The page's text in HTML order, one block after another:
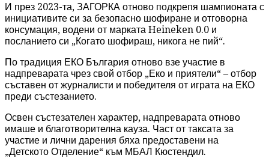
И през 2023-та, ЗАГОРКА отново подкрепя шампионата с
инициативите си за безопасно шофиране и отговорна
консумация, водени от марката Heineken 0.0 и
посланието си „Когато шофираш, никога не пий“.
По традиция ЕКО България отново взе участие в
надпреварата чрез свой отбор „Еко и приятели“ – отбор
съставен от журналисти и победителя от играта на ЕКО
преди състезанието.
Освен състезателен характер, надпреварата отново
имаше и благотворителна кауза. Част от таксата за
участие и лични дарения бяха предоставени на
„Детското Отделение“ към МБАЛ Кюстендил.